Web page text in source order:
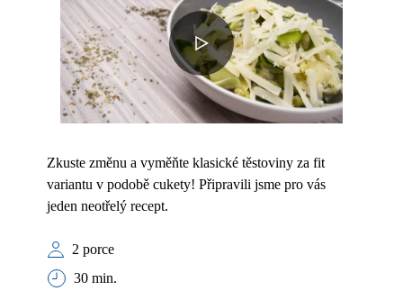
Zkuste změnu a vyměňte klasické těstoviny za fit
variantu v podobě cukety! Připravili jsme pro vás
jeden neotřelý recept.
2 porce
30 min.